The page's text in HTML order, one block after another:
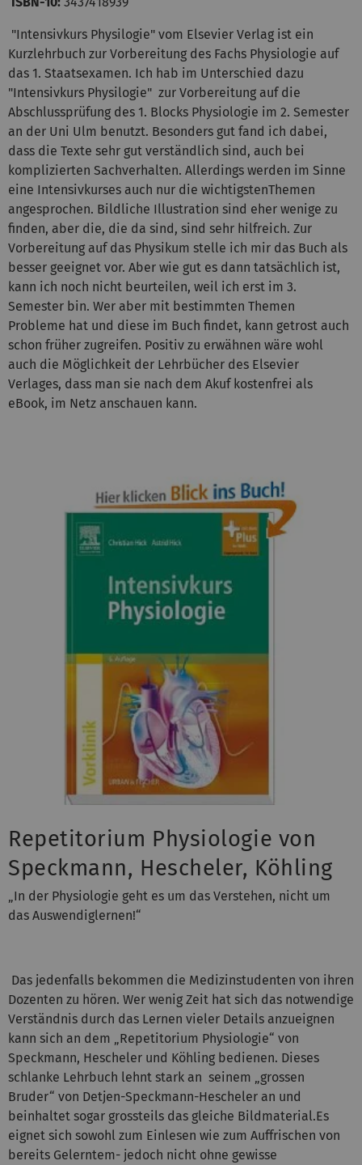
"Intensivkurs Physilogie" vom Elsevier Verlag ist ein
Kurzlehrbuch zur Vorbereitung des Fachs Physiologie auf
das 1. Staatsexamen. Ich hab im Unterschied dazu
"Intensivkurs Physilogie" zur Vorbereitung auf die
Abschlussprüfung des 1. Blocks Physiologie im 2. Semester
an der Uni Ulm benutzt. Besonders gut fand ich dabei,
dass die Texte sehr gut verständlich sind, auch bei
komplizierten Sachverhalten. Allerdings werden im Sinne
eine Intensivkurses auch nur die wichtigstenThemen
angesprochen. Bildliche Illustration sind eher wenige zu
finden, aber die, die da sind, sind sehr hilfreich. Zur
Vorbereitung auf das Physikum stelle ich mir das Buch als
besser geeignet vor. Aber wie gut es dann tatsächlich ist,
kann ich noch nicht beurteilen, weil ich erst im 3.
Semester bin. Wer aber mit bestimmten Themen
Probleme hat und diese im Buch findet, kann getrost auch
schon früher zugreifen. Positiv zu erwähnen wäre wohl
auch die Möglichkeit der Lehrbücher des Elsevier
Verlages, dass man sie nach dem Akuf kostenfrei als
eBook, im Netz anschauen kann.
Repetitorium Physiologie von
Speckmann, Hescheler, Köhling
„In der Physiologie geht es um das Verstehen, nicht um
das Auswendiglernen!“
Das jedenfalls bekommen die Medizinstudenten von ihren
Dozenten zu hören. Wer wenig Zeit hat sich das notwendige
Verständnis durch das Lernen vieler Details anzueignen
kann sich an dem „Repetitorium Physiologie“ von
Speckmann, Hescheler und Köhling bedienen. Dieses
schlanke Lehrbuch lehnt stark an seinem „grossen
Bruder“ von Detjen-Speckmann-Hescheler an und
beinhaltet sogar grossteils das gleiche Bildmaterial.Es
eignet sich sowohl zum Einlesen wie zum Auffrischen von
bereits Gelerntem- jedoch nicht ohne gewisse